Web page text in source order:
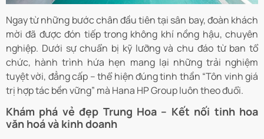
Ngay từ những bước chân đầu tiên tại sân bay, đoàn khách
mời đã được đón tiếp trong không khí nồng hậu, chuyên
nghiệp. Dưới sự chuẩn bị kỹ lưỡng và chu đáo từ ban tổ
chức, hành trình hứa hẹn mang lại những trải nghiệm
tuyệt vời, đẳng cấp – thể hiện đúng tinh thần “Tôn vinh giá
trị hợp tác bền vững” mà Hana HP Group luôn theo đuổi.
Khám phá vẻ đẹp Trung Hoa – Kết nối tinh hoa
văn hoá và kinh doanh